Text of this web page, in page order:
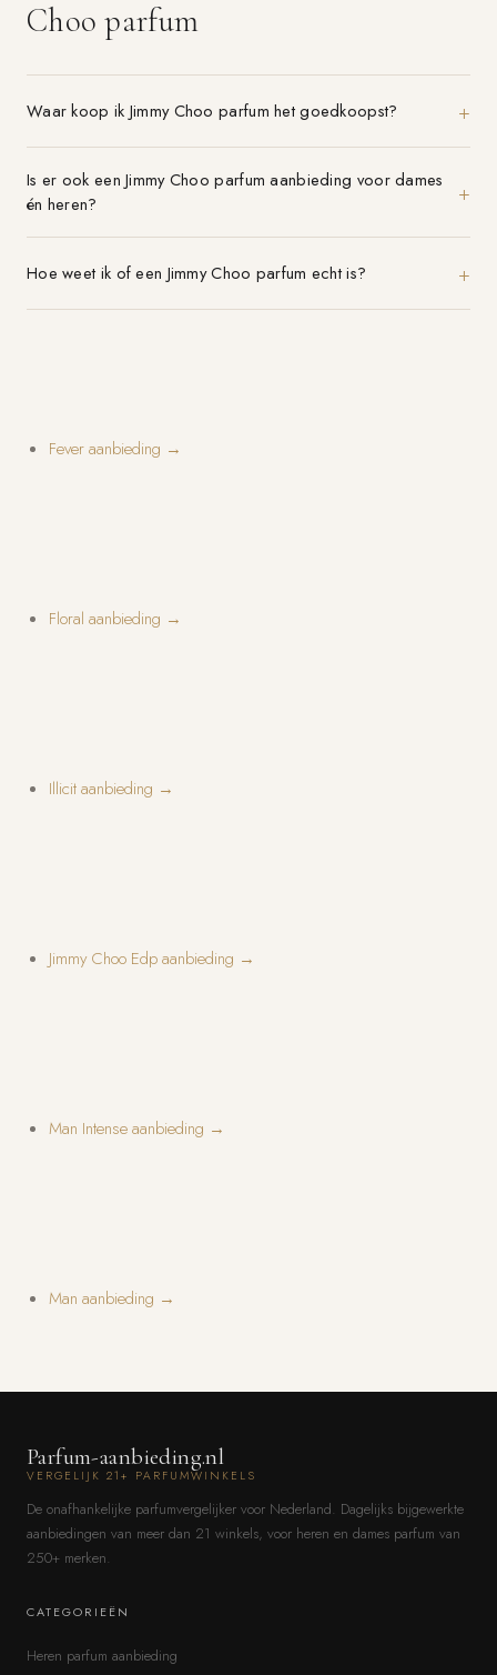
Choo parfum
Waar koop ik Jimmy Choo parfum het goedkoopst?
Is er ook een Jimmy Choo parfum aanbieding voor dames
én heren?
Hoe weet ik of een Jimmy Choo parfum echt is?
Fever aanbieding →
Floral aanbieding →
Illicit aanbieding →
Jimmy Choo Edp aanbieding →
Man Intense aanbieding →
Man aanbieding →
Parfum-aanbieding.nl
VERGELIJK 21+ PARFUMWINKELS
De onafhankelijke parfumvergelijker voor Nederland. Dagelijks bijgewerkte
aanbiedingen van meer dan 21 winkels, voor heren en dames parfum van
250+ merken.
CATEGORIEËN
Heren parfum aanbieding